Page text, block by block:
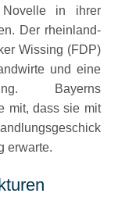
Novelle in ihrer
Der rheinland-
Wissing (FDP)
und eine
Bayerns
mit, dass sie mit
erwarte.